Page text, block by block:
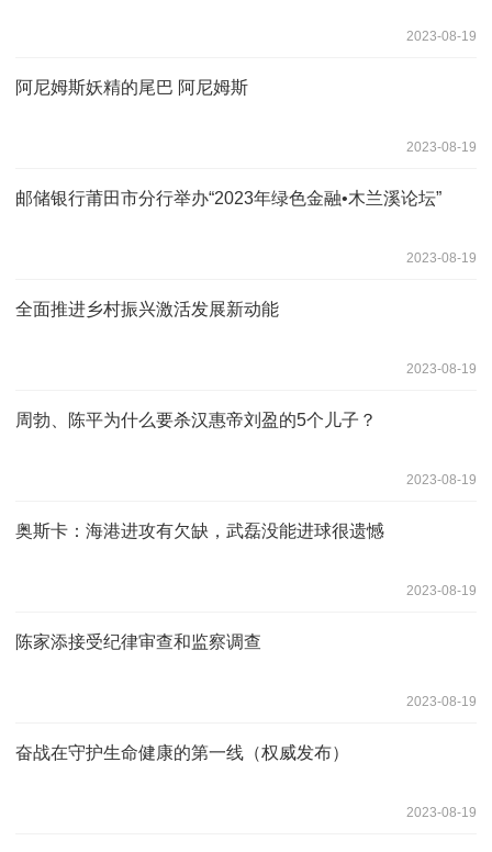
2023-08-19
阿尼姆斯妖精的尾巴 阿尼姆斯
2023-08-19
邮储银行莆田市分行举办“2023年绿色金融•木兰溪论坛”
2023-08-19
全面推进乡村振兴激活发展新动能
2023-08-19
周勃、陈平为什么要杀汉惠帝刘盈的5个儿子？
2023-08-19
奥斯卡：海港进攻有欠缺，武磊没能进球很遗憾
2023-08-19
陈家添接受纪律审查和监察调查
2023-08-19
奋战在守护生命健康的第一线（权威发布）
2023-08-19